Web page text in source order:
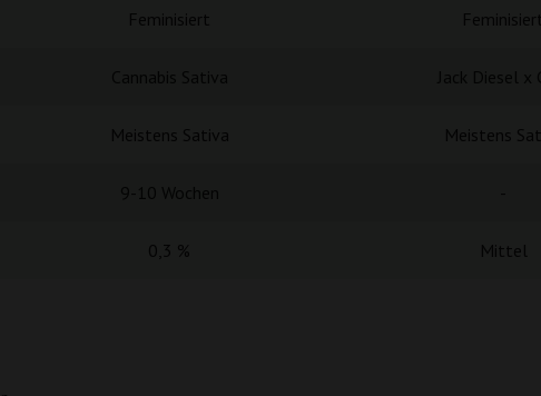
Feminisiert
Meistens Sativa Meistens
0,3 % Mittel